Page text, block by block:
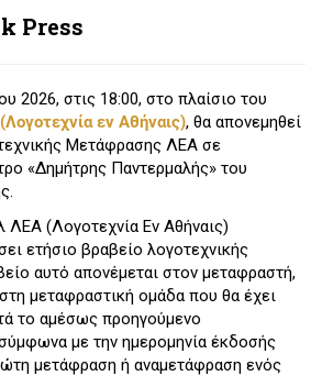
Press
2026, στις 18:00, στο πλαίσιο του
εν Αθήναις), θα απονεμηθεί
Μετάφρασης ΛΕΑ σε
«Δημήτρης Παντερμαλής» του
ΛΕΑ (Λογοτεχνία Εν Αθήναις)
ετήσιο βραβείο λογοτεχνικής
αυτό απονέμεται στον μεταφραστή,
μεταφραστική ομάδα που θα έχει
το αμέσως προηγούμενο
με την ημερομηνία έκδοσής
μετάφραση ή αναμετάφραση ενός